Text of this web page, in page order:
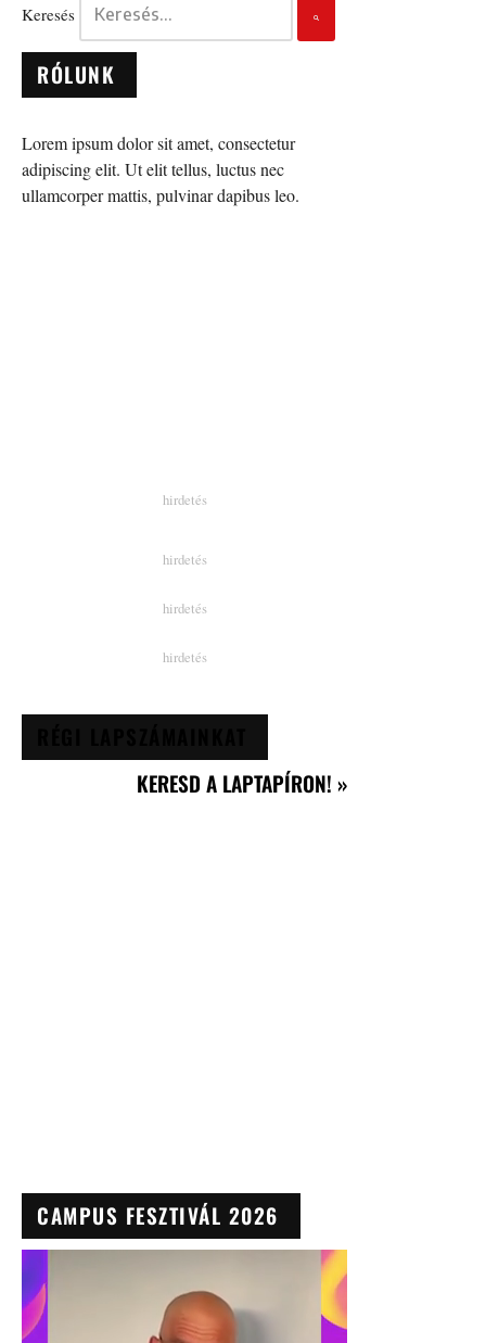
Keresés
RÓLUNK
Lorem ipsum dolor sit amet, consectetur
adipiscing elit. Ut elit tellus, luctus nec
ullamcorper mattis, pulvinar dapibus leo.
KERESD A LAPTAPÍRON! »
CAMPUS FESZTIVÁL 2026